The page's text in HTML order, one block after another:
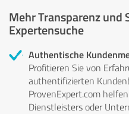
Mehr Transparenz und
Expertensuche
Authentische
Profitieren Sie von
authentifizierten
ProvenExpert.com
Dienstleisters oder